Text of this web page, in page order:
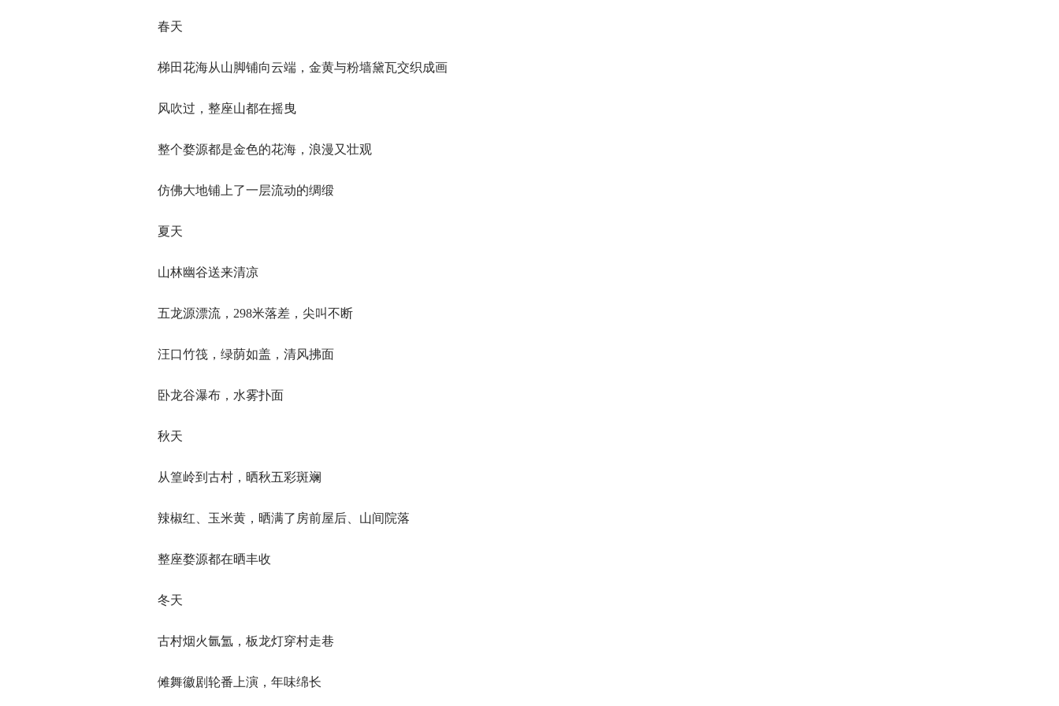
春天
梯田花海从山脚铺向云端，金黄与粉墙黛瓦交织成画
风吹过，整座山都在摇曳
整个婺源都是金色的花海，浪漫又壮观
仿佛大地铺上了一层流动的绸缎
夏天
山林幽谷送来清凉
五龙源漂流，298米落差，尖叫不断
汪口竹筏，绿荫如盖，清风拂面
卧龙谷瀑布，水雾扑面
秋天
从篁岭到古村，晒秋五彩斑斓
辣椒红、玉米黄，晒满了房前屋后、山间院落
整座婺源都在晒丰收
冬天
古村烟火氤氲，板龙灯穿村走巷
傩舞徽剧轮番上演，年味绵长